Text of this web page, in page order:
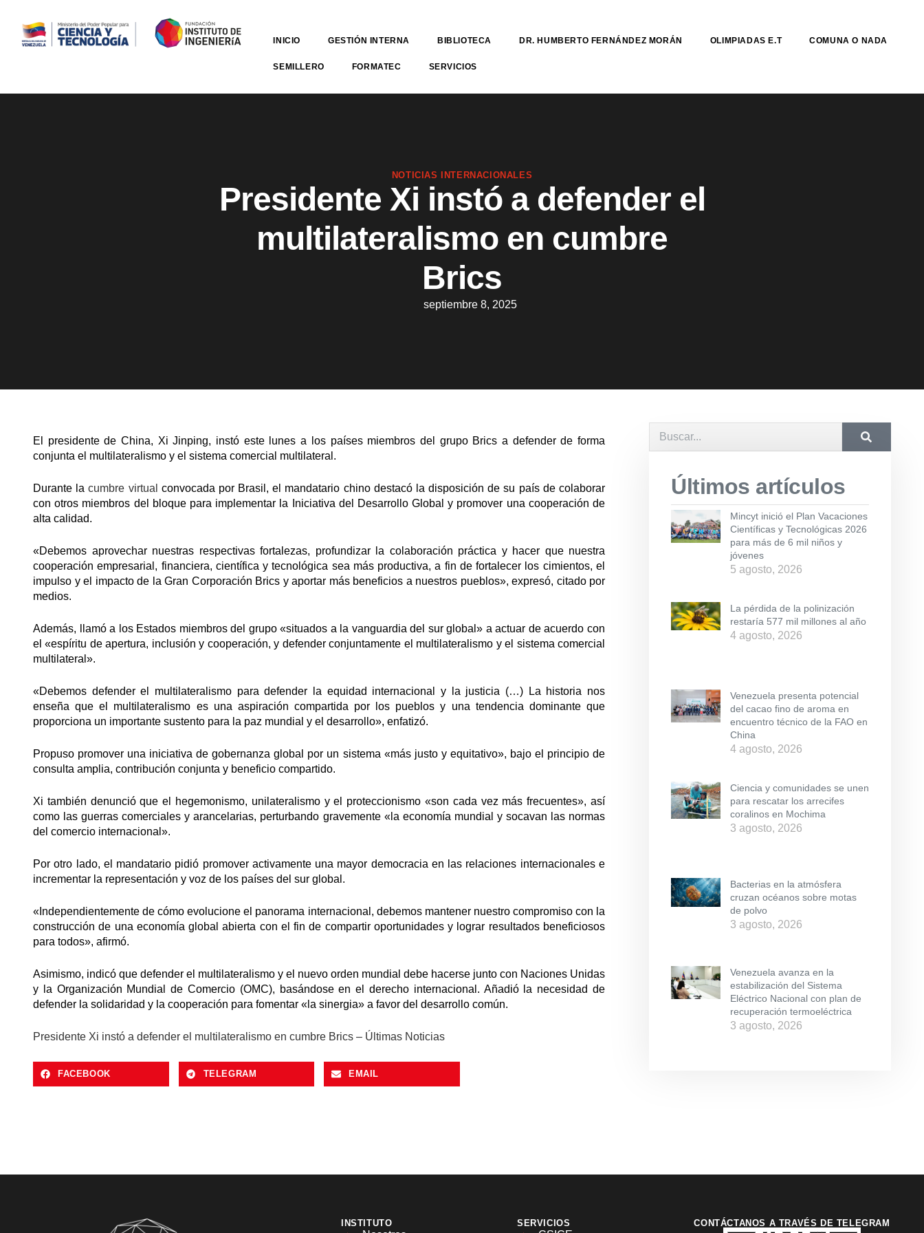
INICIO GESTIÓN INTERNA BIBLIOTECA DR. HUMBERTO FERNÁNDEZ MORÁN OLIMPIADAS E.T COMUNA O NADA
SEMILLERO FORMATEC SERVICIOS
NOTICIAS INTERNACIONALES
Presidente Xi instó a defender el
multilateralismo en cumbre
Brics
septiembre 8, 2025
El presidente de China, Xi Jinping, instó este lunes a los países miembros del grupo Brics a defender de forma
conjunta el multilateralismo y el sistema comercial multilateral.
Durante lacumbre virtual convocada por Brasil, el mandatario chino destacó la disposición de su país de colaborar
con otros miembros del bloque para implementar la Iniciativa del Desarrollo Global y promover una cooperación de
alta calidad.
«Debemos aprovechar nuestras respectivas fortalezas, profundizar la colaboración práctica y hacer que nuestra
cooperación empresarial, financiera, científica y tecnológica sea más productiva, a fin de fortalecer los cimientos, el
impulso y el impacto de la Gran Corporación Brics y aportar más beneficios a nuestros pueblos», expresó, citado por
medios.
Además, llamó a los Estados miembros del grupo «situados a la vanguardia del sur global» a actuar de acuerdo con
el «espíritu de apertura, inclusión y cooperación, y defender conjuntamente el multilateralismo y el sistema comercial
multilateral».
«Debemos defender el multilateralismo para defender la equidad internacional y la justicia (…) La historia nos
enseña que el multilateralismo es una aspiración compartida por los pueblos y una tendencia dominante que
proporciona un importante sustento para la paz mundial y el desarrollo», enfatizó.
Propuso promover una iniciativa de gobernanza global por un sistema «más justo y equitativo», bajo el principio de
consulta amplia, contribución conjunta y beneficio compartido.
Xi también denunció que el hegemonismo, unilateralismo y el proteccionismo «son cada vez más frecuentes», así
como las guerras comerciales y arancelarias, perturbando gravemente «la economía mundial y socavan las normas
del comercio internacional».
Por otro lado, el mandatario pidió promover activamente una mayor democracia en las relaciones internacionales e
incrementar la representación y voz de los países del sur global.
«Independientemente de cómo evolucione el panorama internacional, debemos mantener nuestro compromiso con la
construcción de una economía global abierta con el fin de compartir oportunidades y lograr resultados beneficiosos
para todos», afirmó.
Asimismo, indicó que defender el multilateralismo y el nuevo orden mundial debe hacerse junto con Naciones Unidas
y la Organización Mundial de Comercio (OMC), basándose en el derecho internacional. Añadió la necesidad de
defender la solidaridad y la cooperación para fomentar «la sinergia» a favor del desarrollo común.
Presidente Xi instó a defender el multilateralismo en cumbre Brics – Últimas Noticias
FACEBOOK TELEGRAM EMAIL
Últimos artículos
Mincyt inició el Plan Vacaciones
Científicas y Tecnológicas 2026
para más de 6 mil niños y
jóvenes
5 agosto, 2026
La pérdida de la polinización
restaría 577 mil millones al año
4 agosto, 2026
Venezuela presenta potencial
del cacao fino de aroma en
encuentro técnico de la FAO en
China
4 agosto, 2026
Ciencia y comunidades se unen
para rescatar los arrecifes
coralinos en Mochima
3 agosto, 2026
Bacterias en la atmósfera
cruzan océanos sobre motas
de polvo
3 agosto, 2026
Venezuela avanza en la
estabilización del Sistema
Eléctrico Nacional con plan de
recuperación termoeléctrica
3 agosto, 2026
INSTITUTO SERVICIOS CONTÁCTANOS A TRAVÉS DE TELEGRAM